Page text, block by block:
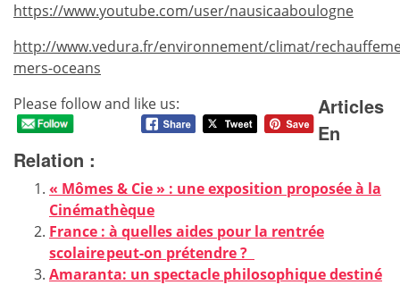
https://www.youtube.com/user/nausicaaboulogne
http://www.vedura.fr/environnement/climat/
mers-oceans
Please follow and like us:
Articles
En
Relation :
« Mômes & Cie » : une exposition proposée à la
Cinémathèque
France : à quelles aides pour la rentrée
scolaire peut-on prétendre ?
Amaranta: un spectacle philosophique destiné